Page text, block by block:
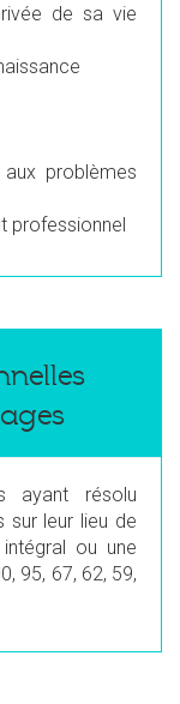
de sa vie
problèmes
professionnel
ayant résolu
sur leur lieu de
ou une
95, 67, 62, 59,